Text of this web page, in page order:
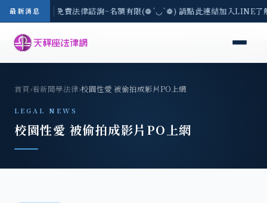
最新消息
-8/3(一) 現場免費法律諮詢~名額有限(❁´◡`❁) 請點此連結加入LINE
首頁›看新聞學法律›校園性愛 被偷拍成影片PO上網
LEGAL NEWS
校園性愛 被偷拍成影片PO上網